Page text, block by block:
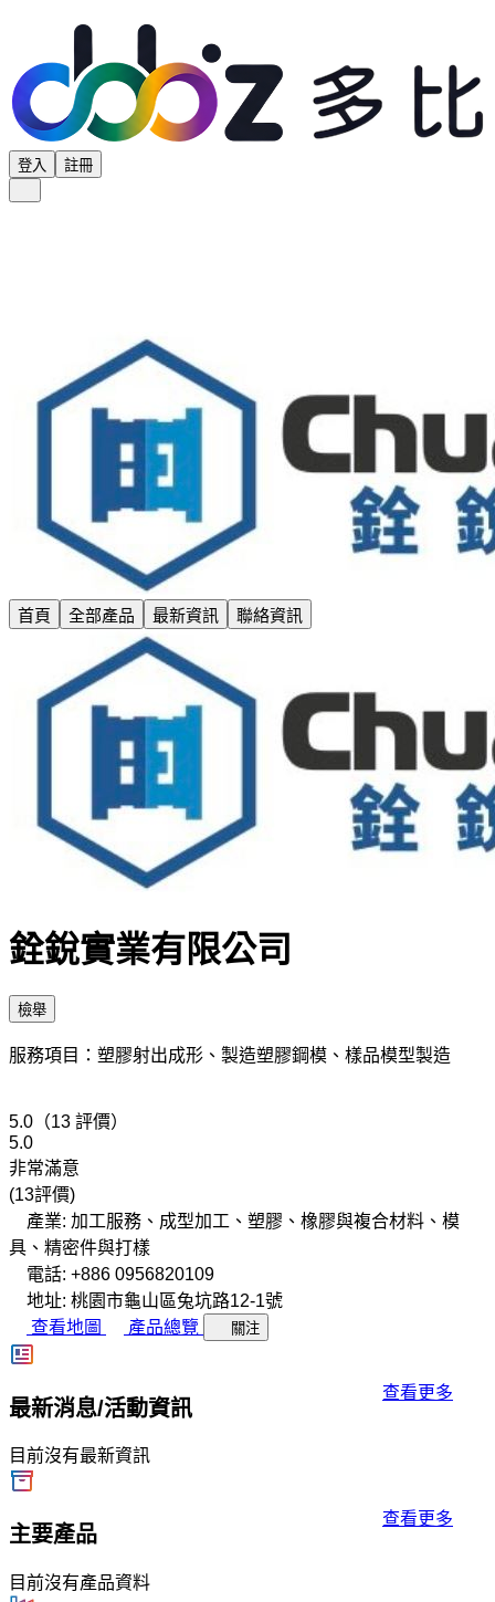
登入 註冊
首頁 全部產品 最新資訊 聯絡資訊
銓銳實業有限公司
檢舉
服務項目：塑膠射出成形、製造塑膠鋼模、樣品模型製造
5.0（13 評價）
5.0
非常滿意
(13評價)
產業: 加工服務、成型加工、塑膠、橡膠與複合材料、模
具、精密件與打樣
電話: +886 0956820109
地址: 桃園市龜山區兔坑路12-1號
查看地圖
產品總覽 關注
最新消息/活動資訊
查看更多
目前沒有最新資訊
主要產品
查看更多
目前沒有產品資料